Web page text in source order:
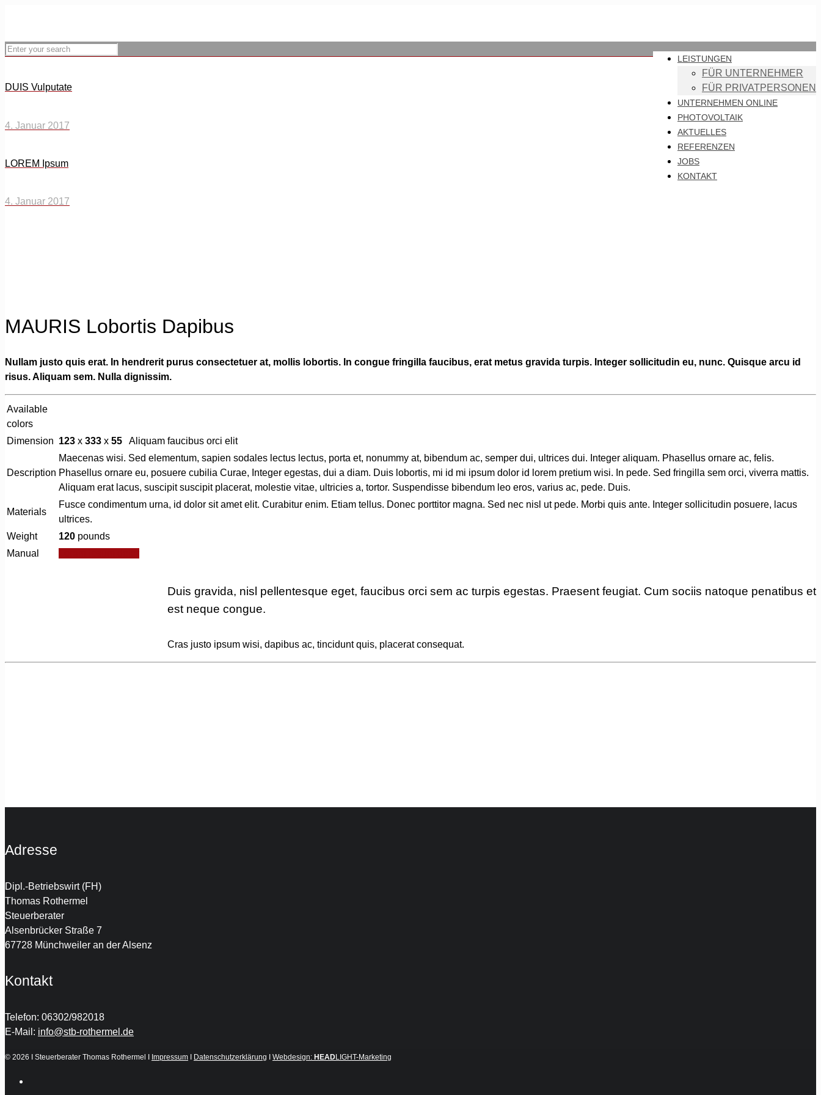
LEISTUNGEN
FÜR UNTERNEHMER
FÜR PRIVATPERSONEN
UNTERNEHMEN ONLINE
PHOTOVOLTAIK
AKTUELLES
REFERENZEN
JOBS
KONTAKT
DUIS Vulputate
4. Januar 2017
LOREM Ipsum
4. Januar 2017
MAURIS Lobortis Dapibus
Nullam justo quis erat. In hendrerit purus consectetuer at, mollis lobortis. In congue fringilla faucibus, erat metus gravida turpis. Integer sollicitudin eu, nunc. Quisque arcu id
risus. Aliquam sem. Nulla dignissim.
Available
colors
Dimension 123 x 333 x 55 Aliquam faucibus orci elit
Description
Maecenas wisi. Sed elementum, sapien sodales lectus lectus, porta et, nonummy at, bibendum ac, semper dui, ultrices dui. Integer aliquam. Phasellus ornare ac, felis.
Phasellus ornare eu, posuere cubilia Curae, Integer egestas, dui a diam. Duis lobortis, mi id mi ipsum dolor id lorem pretium wisi. In pede. Sed fringilla sem orci, viverra mattis.
Aliquam erat lacus, suscipit suscipit placerat, molestie vitae, ultricies a, tortor. Suspendisse bibendum leo eros, varius ac, pede. Duis.
Materials
Fusce condimentum urna, id dolor sit amet elit. Curabitur enim. Etiam tellus. Donec porttitor magna. Sed nec nisl ut pede. Morbi quis ante. Integer sollicitudin posuere, lacus
ultrices.
Weight
120 pounds
Manual
Duis gravida, nisl pellentesque eget, faucibus orci sem ac turpis egestas. Praesent feugiat. Cum sociis natoque penatibus et
est neque congue.
Cras justo ipsum wisi, dapibus ac, tincidunt quis, placerat consequat.
Adresse
Dipl.-Betriebswirt (FH)
Thomas Rothermel
Steuerberater
Alsenbrücker Straße 7
67728 Münchweiler an der Alsenz
Kontakt
Telefon: 06302/982018
E-Mail: info@stb-rothermel.de
© 2026 I Steuerberater Thomas Rothermel I Impressum Datenschutzerklärung Webdesign: HEADLIGHT-Marketing